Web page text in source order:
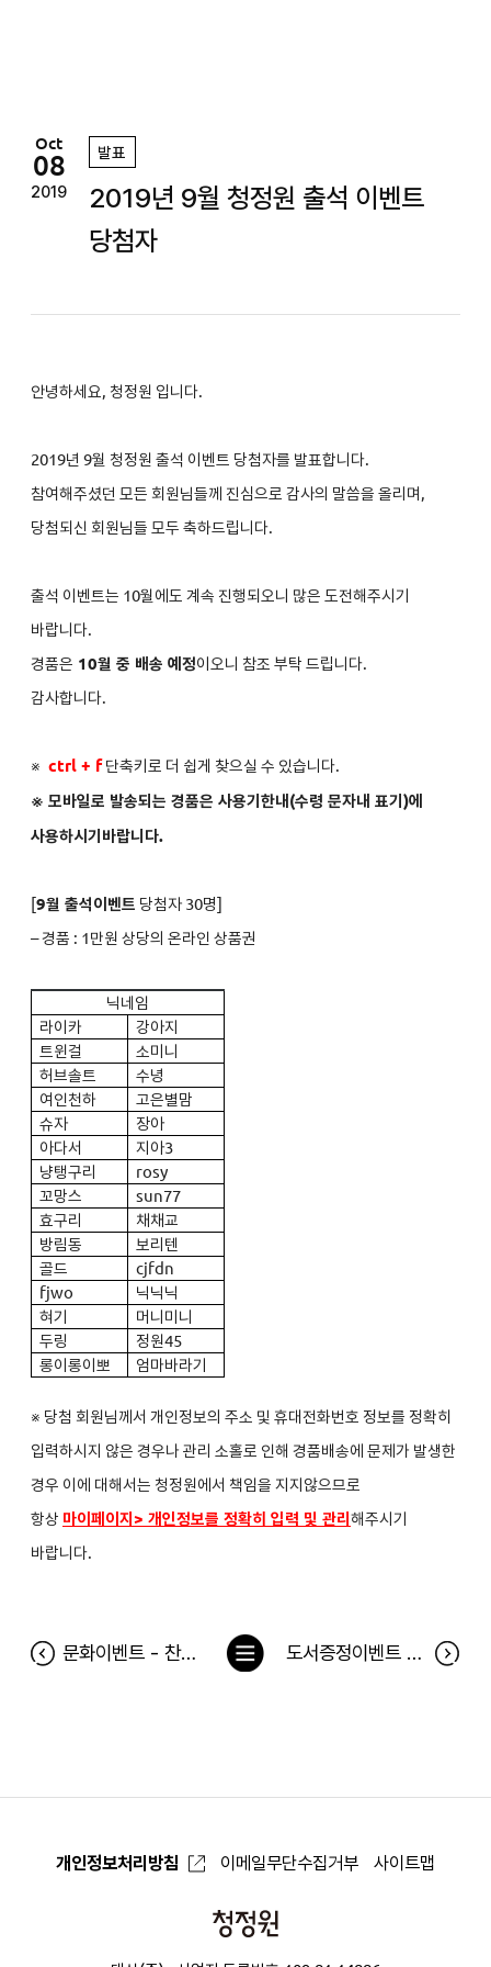
Oct
08
2019
발표
2019년 9월 청정원 출석 이벤트
당첨자
안녕하세요, 청정원 입니다.
2019년 9월 청정원 출석 이벤트 당첨자를 발표합니다.
참여해주셨던 모든 회원님들께 진심으로 감사의 말씀을 올리며,
당첨되신 회원님들 모두 축하드립니다.
출석 이벤트는 10월에도 계속 진행되오니 많은 도전해주시기
바랍니다.
경품은 10월 중 배송 예정이오니 참조 부탁 드립니다.
감사합니다.
※ ctrl + f단축키로 더 쉽게 찾으실 수 있습니다.
※ 모바일로 발송되는 경품은 사용기한내(수령 문자내 표기)에
사용하시기바랍니다.
[9월 출석이벤트 당첨자 30명]
–경품 : 1만원 상당의 온라인 상품권
닉네임
라이카
강아지
트윈걸
소미니
허브솔트
수녕
여인천하
고은별맘
슈자
장아
아다서
지아3
냥탱구리
rosy
꼬망스
sun77
효구리
채채교
방림동
보리텐
골드
cjfdn
fjwo
닉닉닉
혀기
머니미니
두링
정원45
롱이롱이뽀
엄마바라기
※ 당첨 회원님께서 개인정보의 주소 및 휴대전화번호 정보를 정확히
입력하시지 않은 경우나 관리 소홀로 인해 경품배송에 문제가 발생한
경우 이에 대해서는 청정원에서 책임을 지지않으므로
항상 마이페이지> 개인정보를 정확히 입력 및 관리 해주시기
바랍니다.
문화이벤트 - 찬란하지 않아도 괜찮아 공연 당첨자 도서증정이벤트 <오늘 같은 날 청바지를 입다니 경솔했다> 당첨자
목
개인정보처리방침 이메일무단수집거부 사이트맵
청